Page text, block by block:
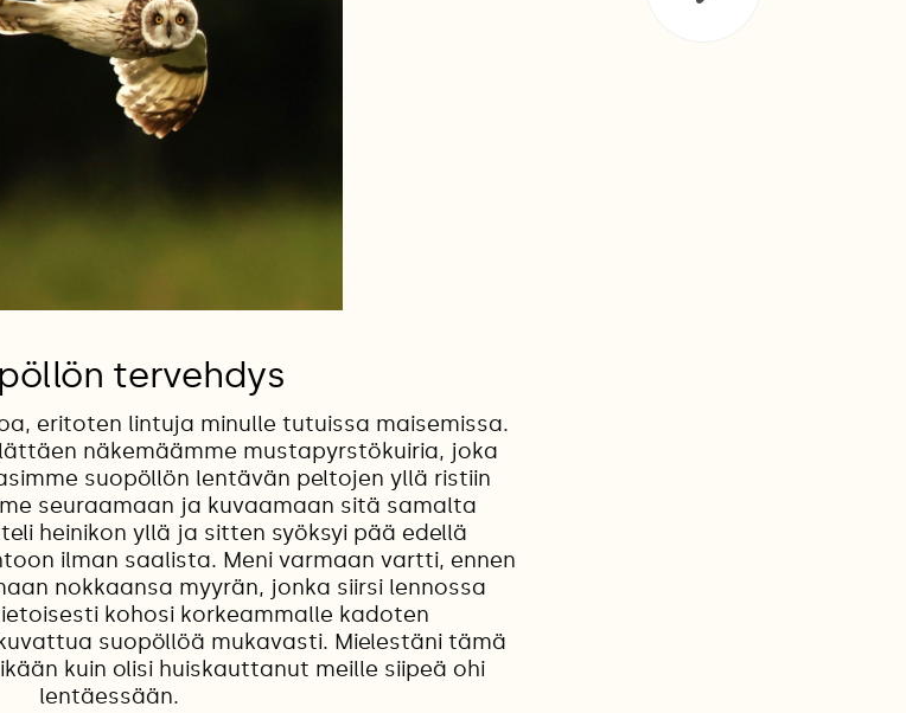
tervehdys
eritoten lintuja minulle tutuissa maisemissa.
näkemäämme mustapyrstökuiria, joka
suopöllön lentävän peltojen yllä ristiin
seuraamaan ja kuvaamaan sitä samalta
heinikon yllä ja sitten syöksyi pää edellä
ilman saalista. Meni varmaan vartti, ennen
nokkaansa myyrän, jonka siirsi lennossa
kohosi korkeammalle kadoten
suopöllöä mukavasti. Mielestäni tämä
kuin olisi huiskauttanut meille siipeä ohi
lentäessään.